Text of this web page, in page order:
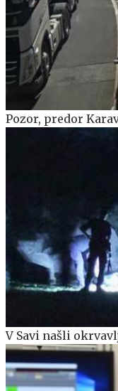
Pozor, predor
V Savi našli